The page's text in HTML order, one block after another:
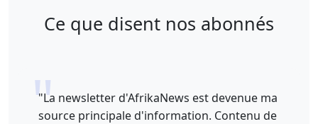
Ce que disent nos abonnés
"La newsletter d'AfrikaNews est devenue ma
source principale d'information. Contenu de